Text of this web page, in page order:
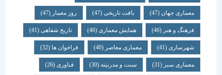
معماری جهان (47) بافت تاریخی(47) روز معمار(47)
فرهنگ و هنر(46) همایش معماری (46) تاریخ شفاهی (41)
شهرسازی(41) معماری معاصر(40) فراخوان ها (32)
معماری سبز(31) سنت و مدرنیته(30) فناوری (26)